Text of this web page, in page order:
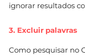
ignorar resultados
3. Excluir palavras
Como pesquisar no